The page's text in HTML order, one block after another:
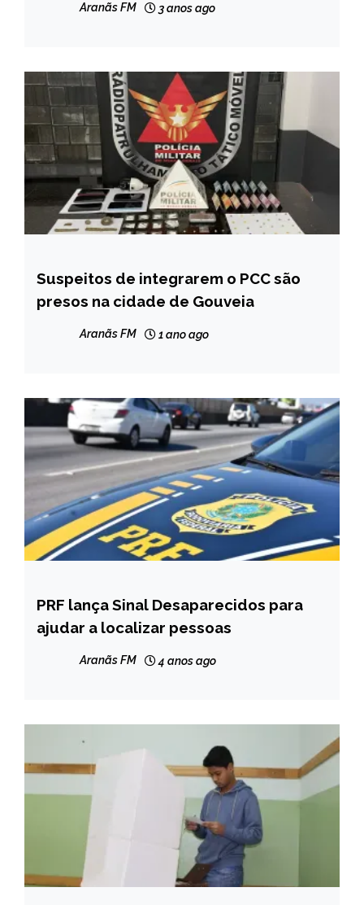
Aranãs FM 3 anos ago
CAPELINHA
MINAS
Suspeitos de integrarem o PCC são
presos na cidade de Gouveia
Aranãs FM 1 ano ago
BRASIL
NOTÍCIAS
PRF lança Sinal Desaparecidos para
ajudar a localizar pessoas
Aranãs FM 4 anos ago